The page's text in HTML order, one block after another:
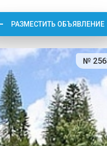
РАЗМЕСТИТЬ ОБЪЯВЛЕНИЕ
№